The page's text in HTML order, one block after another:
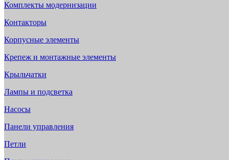
Комплекты модернизации
Контакторы
Корпусные элементы
Крепеж и монтажные элементы
Крыльчатки
Лампы и подсветка
Насосы
Панели управления
Петли